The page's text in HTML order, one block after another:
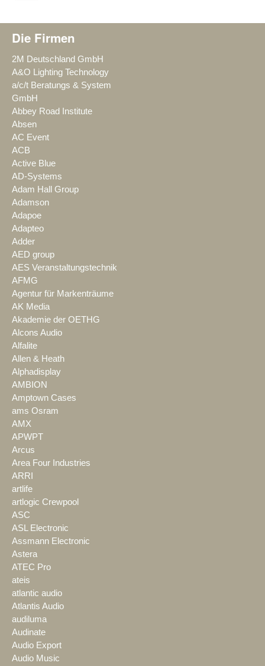
Die Firmen
2M Deutschland GmbH
A&O Lighting Technology
a/c/t Beratungs & System
GmbH
Abbey Road Institute
Absen
AC Event
ACB
Active Blue
AD-Systems
Adam Hall Group
Adamson
Adapoe
Adapteo
Adder
AED group
AES Veranstaltungstechnik
AFMG
Agentur für Markenträume
AK Media
Akademie der OETHG
Alcons Audio
Alfalite
Allen & Heath
Alphadisplay
AMBION
Amptown Cases
ams Osram
AMX
APWPT
Arcus
Area Four Industries
ARRI
artlife
artlogic Crewpool
ASC
ASL Electronic
Assmann Electronic
Astera
ATEC Pro
ateis
atlantic audio
Atlantis Audio
audiluma
Audinate
Audio Export
Audio Music